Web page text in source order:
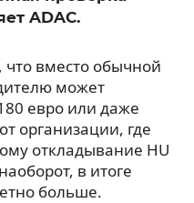
ADAC.
что вместо обычной
может
евро или даже
организации, где
откладывание HU
в итоге
больше.